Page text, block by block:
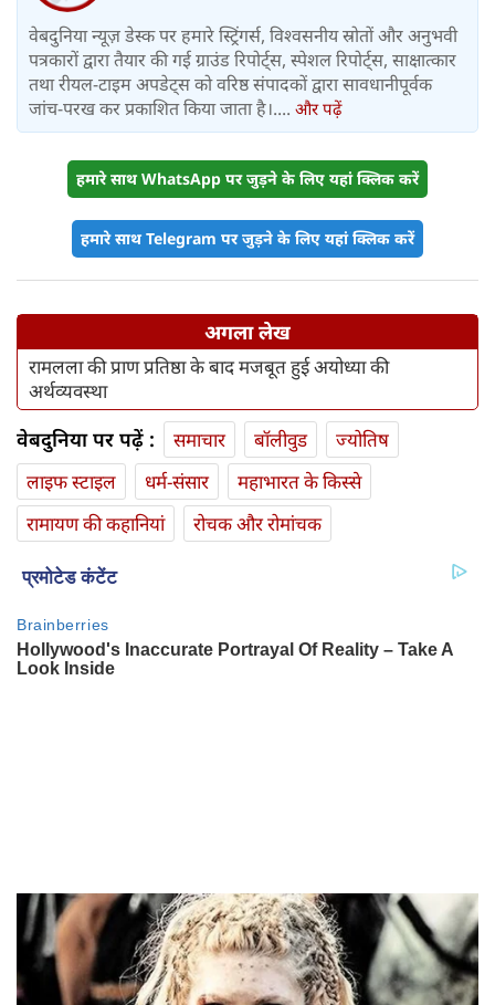
वेबदुनिया न्यूज़ डेस्क पर हमारे स्ट्रिंगर्स, विश्वसनीय स्रोतों और अनुभवी
पत्रकारों द्वारा तैयार की गई ग्राउंड रिपोर्ट्स, स्पेशल रिपोर्ट्स, साक्षात्कार
तथा रीयल-टाइम अपडेट्स को वरिष्ठ संपादकों द्वारा सावधानीपूर्वक
जांच-परख कर प्रकाशित किया जाता है।.... और पढ़ें
हमारे साथ WhatsApp पर जुड़ने के लिए यहां क्लिक करें
हमारे साथ Telegram पर जुड़ने के लिए यहां क्लिक करें
अगला लेख
रामलला की प्राण प्रतिष्ठा के बाद मजबूत हुई अयोध्या की
अर्थव्यवस्था
वेबदुनिया पर पढ़ें : समाचार बॉलीवुड
ज्योतिष
लाइफ स्‍टाइल
धर्म-संसार
महाभारत के किस्से
रामायण की कहानियां
रोचक और रोमांचक